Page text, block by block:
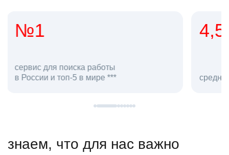
4,5
средняя оценка hh.ru как работодателя **
в hh.ru
знаем, что для нас важно